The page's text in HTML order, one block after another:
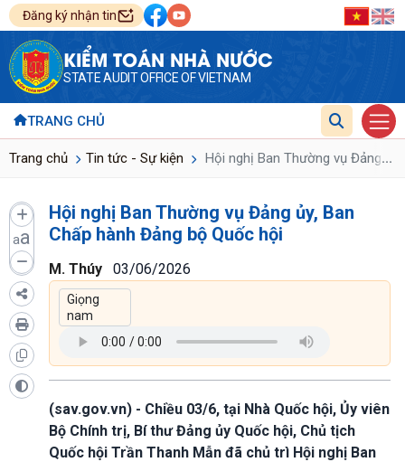
Đăng ký nhận tin
KIỂM TOÁN NHÀ NƯỚC
STATE AUDIT OFFICE OF VIETNAM
TRANG CHỦ
Trang chủ Tin tức - Sự kiện Hội nghị Ban Thường vụ Đảng...
aa
Hội nghị Ban Thường vụ Đảng ủy, Ban
Chấp hành Đảng bộ Quốc hội
M. Thúy 03/06/2026
(sav.gov.vn) - Chiều 03/6, tại Nhà Quốc hội, Ủy viên
Bộ Chính trị, Bí thư Đảng ủy Quốc hội, Chủ tịch
Quốc hội Trần Thanh Mẫn đã chủ trì Hội nghị Ban